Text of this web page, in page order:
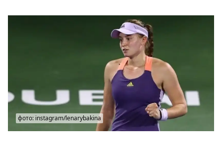
фото: instagram/lenarybakina